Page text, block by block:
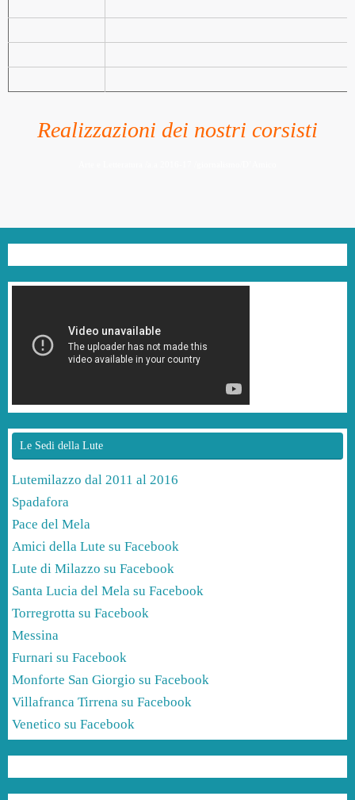
Realizzazioni dei nostri corsisti
Le Sedi della Lute
Lutemilazzo dal 2011 al 2016
Spadafora
Pace del Mela
Amici della Lute su Facebook
Lute di Milazzo su Facebook
Santa Lucia del Mela su Facebook
Torregrotta su Facebook
Messina
Furnari su Facebook
Monforte San Giorgio su Facebook
Villafranca Tirrena su Facebook
Venetico su Facebook